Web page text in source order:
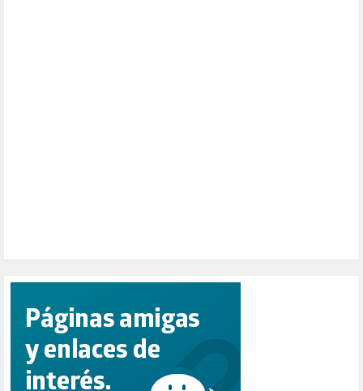
PUERTO DE VALENCIA (1)
RACISMO (1)
RELIGIÓN (114)
REPUBLICA (1)
SALUD (108)
SENSIBILIZACIÓN (576)
SINDICATOS (12)